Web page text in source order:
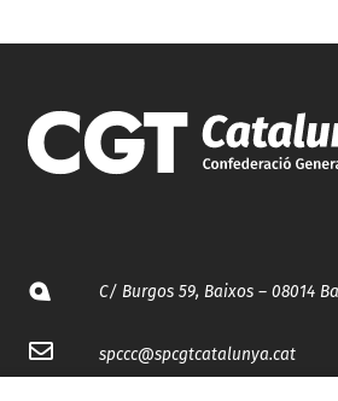
C/ Burgos 59, Baixos – 08014
spccc@spcgtcatalunya.cat